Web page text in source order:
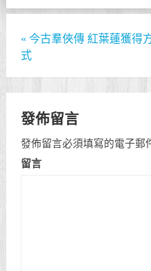
« 今古羣俠傳 紅葉蓮獲得
式
發佈留言
發佈留言必須填寫的電子郵
留言